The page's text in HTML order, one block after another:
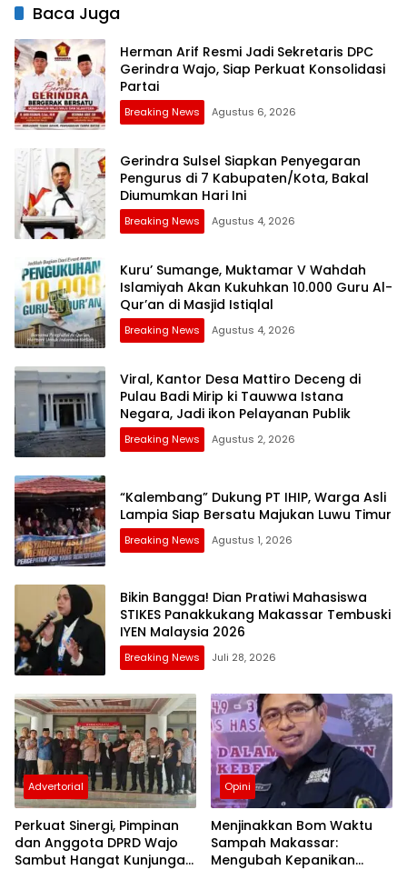
Baca Juga
Herman Arif Resmi Jadi Sekretaris DPC
Gerindra Wajo, Siap Perkuat Konsolidasi
Partai
Breaking News Agustus 6, 2026
Gerindra Sulsel Siapkan Penyegaran
Pengurus di 7 Kabupaten/Kota, Bakal
Diumumkan Hari Ini
Breaking News Agustus 4, 2026
Kuru’ Sumange, Muktamar V Wahdah
Islamiyah Akan Kukuhkan 10.000 Guru Al-
Qur’an di Masjid Istiqlal
Breaking News Agustus 4, 2026
Viral, Kantor Desa Mattiro Deceng di
Pulau Badi Mirip ki Tauwwa Istana
Negara, Jadi ikon Pelayanan Publik
Breaking News Agustus 2, 2026
“Kalembang” Dukung PT IHIP, Warga Asli
Lampia Siap Bersatu Majukan Luwu Timur
Breaking News Agustus 1, 2026
Bikin Bangga! Dian Pratiwi Mahasiswa
STIKES Panakkukang Makassar Tembuski
IYEN Malaysia 2026
Breaking News Juli 28, 2026
Advertorial
Perkuat Sinergi, Pimpinan
dan Anggota DPRD Wajo
Sambut Hangat Kunjungan
Opini
Menjinakkan Bom Waktu
Sampah Makassar:
Mengubah Kepanikan